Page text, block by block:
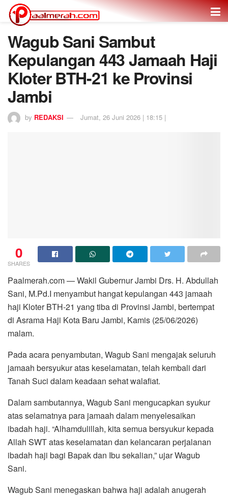
Wagub Sani Sambut
Kepulangan 443 Jamaah Haji
Kloter BTH-21 ke Provinsi
Jambi
by REDAKSI Jumat, 26 Juni 2026 | 18:15 |
0
SHARES
Paalmerah.com — Wakil Gubernur Jambi Drs. H. Abdullah
Sani, M.Pd.I menyambut hangat kepulangan 443 jamaah
haji Kloter BTH-21 yang tiba di Provinsi Jambi, bertempat
di Asrama Haji Kota Baru Jambi, Kamis (25/06/2026)
malam.
Pada acara penyambutan, Wagub Sani mengajak seluruh
jamaah bersyukur atas keselamatan, telah kembali dari
Tanah Suci dalam keadaan sehat walafiat.
Dalam sambutannya, Wagub Sani mengucapkan syukur
atas selamatnya para jamaah dalam menyelesaikan
ibadah haji. “Alhamdulillah, kita semua bersyukur kepada
Allah SWT atas keselamatan dan kelancaran perjalanan
ibadah haji bagi Bapak dan Ibu sekalian,” ujar Wagub
Sani.
Wagub Sani menegaskan bahwa haji adalah anugerah